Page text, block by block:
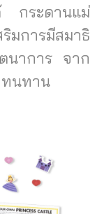
กระดานแม่
มการมีสมาธิ
นาการ จาก
ทนทาน